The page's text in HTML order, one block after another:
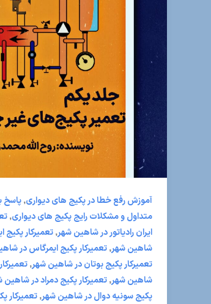
آموزش رفع خطا در پکیج های دیواری,پاسخ
متداول و مشکلات رایج پکیج های دیواری,
ایران رادیاتور در شاهین شهر,تعمیرکار پکیج
شاهین شهر,تعمیرکار پکیج ایمرگاس در
تعمیرکار پکیج بوتان در شاهین شهر,
شاهین شهر,تعمیرکار پکیج دمراد در شاهین
پکیج سونیه دوال در شاهین شهر,تعمیرکار